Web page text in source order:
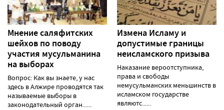
Мнение саляфитских
шейхов по поводу
участия мусульманина
на выборах
Вопрос: Как вы знаете, у нас
здесь в Алжире проводятся так
называемые выборы в
законодательный орган......
Измена Исламу и
допустимые границы
неисламского призыва
Наказание вероотступника,
права и свободы
немусульманских меньшинств в
исламском государстве
являютс......